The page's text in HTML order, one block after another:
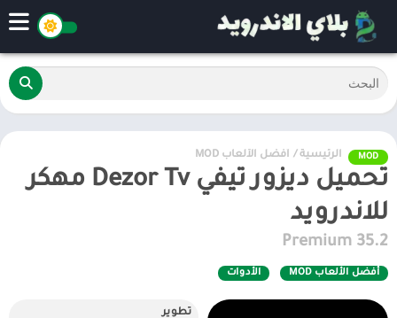
MOD الرئيسية / أفضل الألعاب MOD
تحميل ديزور تيفي Dezor Tv مهكر
للاندرويد
35.2 Premium
أفضل الألعاب MOD الأدوات
تطوير